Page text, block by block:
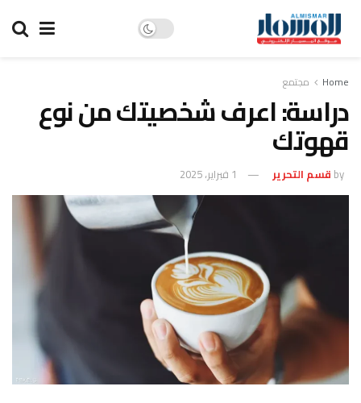
Home مجتمع
دراسة: اعرف شخصيتك من نوع
قهوتك
by قسم التحرير 1 فبراير، 2025